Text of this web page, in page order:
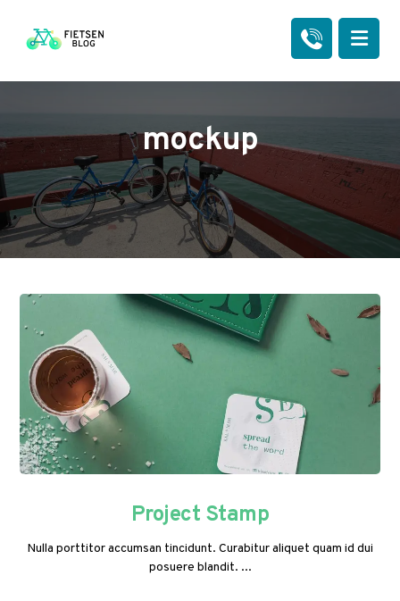
mockup
Project Stamp
Nulla porttitor accumsan tincidunt. Curabitur aliquet quam id dui
posuere blandit. ...